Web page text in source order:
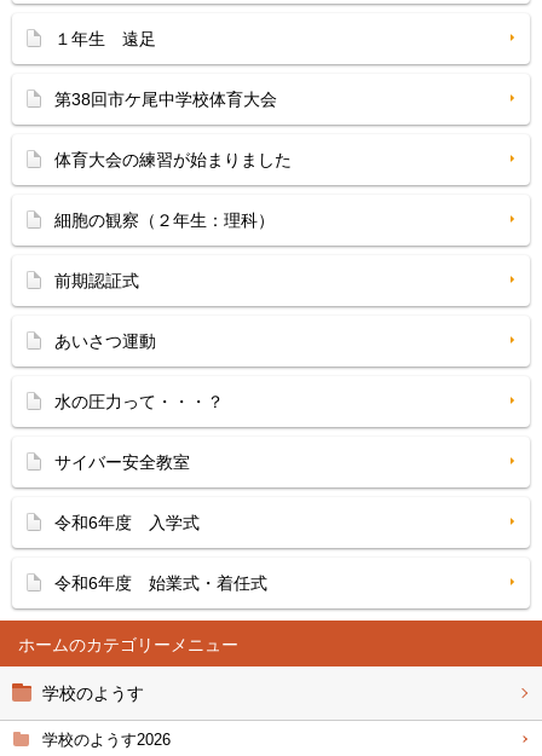
ホーム
学校のようす
学校のようす2026
１年生 遠足
第38回市ケ尾中学校体育大会
体育大会の練習が始まりました
細胞の観察（２年生：理科）
前期認証式
あいさつ運動
水の圧力って・・・？
サイバー安全教室
令和6年度 入学式
令和6年度 始業式・着任式